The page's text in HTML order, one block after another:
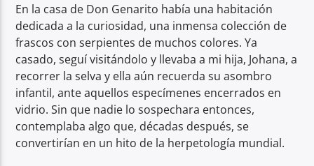
En la casa de Don Genarito había una habitación
dedicada a la curiosidad, una inmensa colección de
frascos con serpientes de muchos colores. Ya
casado, seguí visitándolo y llevaba a mi hija, Johana, a
recorrer la selva y ella aún recuerda su asombro
infantil, ante aquellos especímenes encerrados en
vidrio. Sin que nadie lo sospechara entonces,
contemplaba algo que, décadas después, se
convertirían en un hito de la herpetología mundial.